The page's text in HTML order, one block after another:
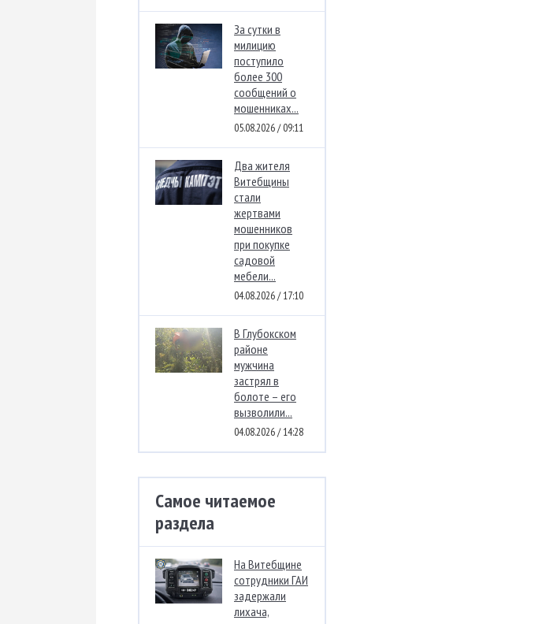
За сутки в
милицию
поступило
более 300
сообщений о
мошенниках...
05.08.2026 / 09:11
Два жителя
Витебщины
стали
жертвами
мошенников
при покупке
садовой
мебели...
04.08.2026 / 17:10
В Глубокском
районе
мужчина
застрял в
болоте – его
вызволили...
04.08.2026 / 14:28
Самое читаемое
раздела
На Витебщине
сотрудники ГАИ
задержали
лихача,